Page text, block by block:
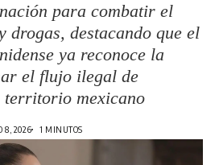
para combatir el
drogas, destacando que el
ya reconoce la
el flujo ilegal de
territorio mexicano
8, 2026 1 MINUTOS